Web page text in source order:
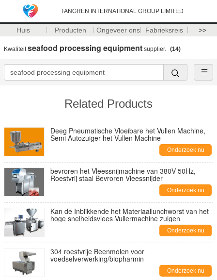
TANGREN INTERNATIONAL GROUP LIMITED
Huis Producten Ongeveer ons Fabrieksreis >>
Kwaliteitseafood processing equipment supplier. (14)
Related Products
Deeg Pneumatische Vloeibare het Vullen Machine,
Semi Autozuiger het Vullen Machine
Onderzoek nu
bevroren het Vleessnijmachine van 380V 50Hz,
Roestvrij staal Bevroren Vleessnijder
Onderzoek nu
Kan de Inblikkende het Materiaallunchworst van het
hoge snelheidsvlees Vullermachine zuigen
Onderzoek nu
304 roestvrije Beenmolen voor
voedselverwerking/biopharmin
Onderzoek nu